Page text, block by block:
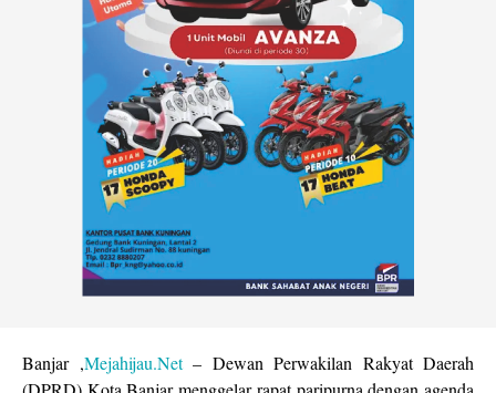
Banjar ,Mejahijau.Net– Dewan Perwakilan Rakyat Daerah